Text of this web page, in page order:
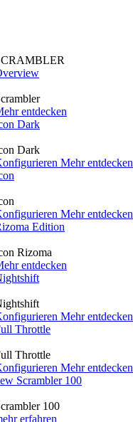
entdecken
Dark
Dark
Mehr entdecken
Mehr entdecken
Edition
Rizoma
entdecken
Mehr entdecken
Throttle
Throttle
Mehr entdecken
Scrambler 100
100
erfahren